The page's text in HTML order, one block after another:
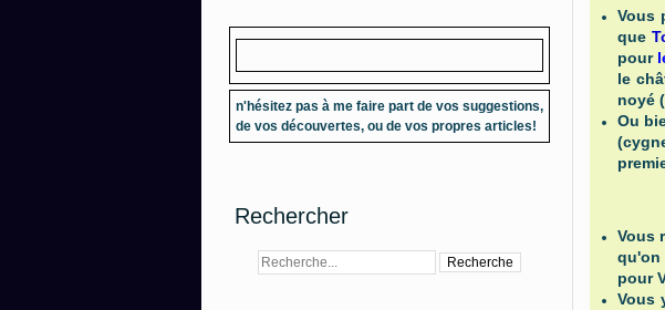
n'hésitez pas à me faire part de vos suggestions,
de vos découvertes, ou de vos propres articles!
Rechercher
Vous
que
pour
le
noyé
Ou
Vous
qu'on
pour
Vous